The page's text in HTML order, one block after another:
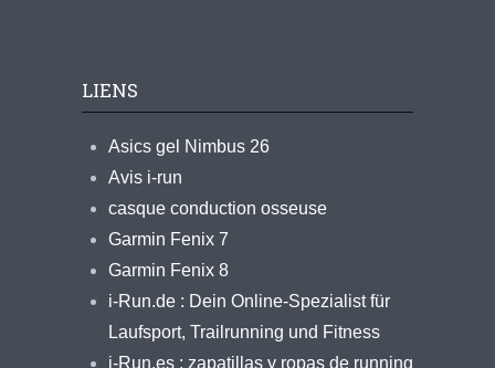
LIENS
Asics gel Nimbus 26
Avis i-run
casque conduction osseuse
Garmin Fenix 7
Garmin Fenix 8
i-Run.de : Dein Online-Spezialist für
Laufsport, Trailrunning und Fitness
i-Run.es : zapatillas y ropas de running